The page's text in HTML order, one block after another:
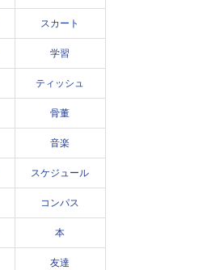
スカート
学習
ティッシュ
骨董
音楽
スケジュール
コンパス
本
友達